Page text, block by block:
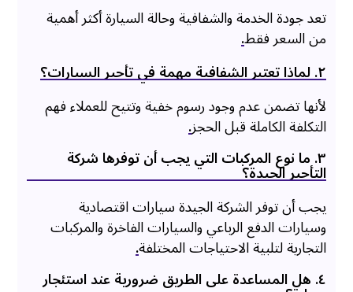
تعد جودة الخدمة والشفافية وحالة السيارة أكثر أهمية
من السعر فقط.
٢. لماذا تعتبر الشفافية مهمة في تأجير السيارات؟
لأنها تضمن عدم وجود رسوم خفية وتتيح للعملاء فهم
التكلفة الكاملة قبل الحجز.
۳. ما نوع المركبات التي يجب أن توفرها شركة
التأجير الجيدة؟
يجب أن توفر الشركة الجيدة سيارات اقتصادية
وسيارات الدفع الرباعي والسيارات الفاخرة والمركبات
التجارية لتلبية الاحتياجات المختلفة.
٤. هل المساعدة على الطريق ضرورية عند استئجار